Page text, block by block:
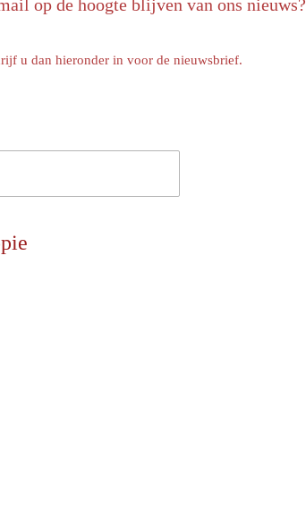
op de hoogte blijven van ons nieuws?
u dan hieronder in voor de nieuwsbrief.